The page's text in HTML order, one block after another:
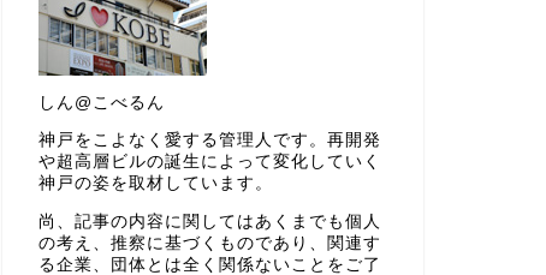
しん@こべるん
神戸をこよなく愛する管理人です。再開発
や超高層ビルの誕生によって変化していく
神戸の姿を取材しています。
尚、記事の内容に関してはあくまでも個人
の考え、推察に基づくものであり、関連す
る企業、団体とは全く関係ないことをご了